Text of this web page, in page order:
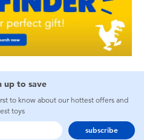
up to save
to know about our hottest offers and
toys
subscribe